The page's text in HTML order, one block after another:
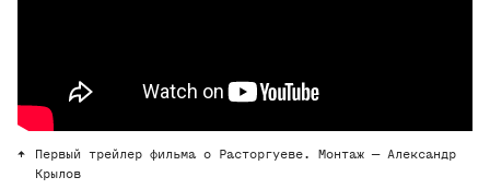
Первый трейлер фильма о Расторгуеве. Монтаж — Александр
Крылов